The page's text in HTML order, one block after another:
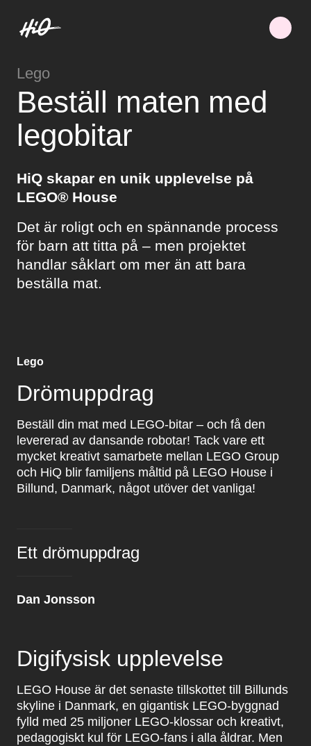
Lego
Beställ maten med
legobitar
HiQ skapar en unik upplevelse på
LEGO® House
Det är roligt och en spännande process
för barn att titta på – men projektet
handlar såklart om mer än att bara
beställa mat.
Lego
Drömuppdrag
Beställ din mat med LEGO-bitar – och få den
levererad av dansande robotar! Tack vare ett
mycket kreativt samarbete mellan LEGO Group
och HiQ blir familjens måltid på LEGO House i
Billund, Danmark, något utöver det vanliga!
Ett drömuppdrag
Dan Jonsson
Digifysisk upplevelse
LEGO House är det senaste tillskottet till Billunds
skyline i Danmark, en gigantisk LEGO-byggnad
fylld med 25 miljoner LEGO-klossar och kreativt,
pedagogiskt kul för LEGO-fans i alla åldrar. Men